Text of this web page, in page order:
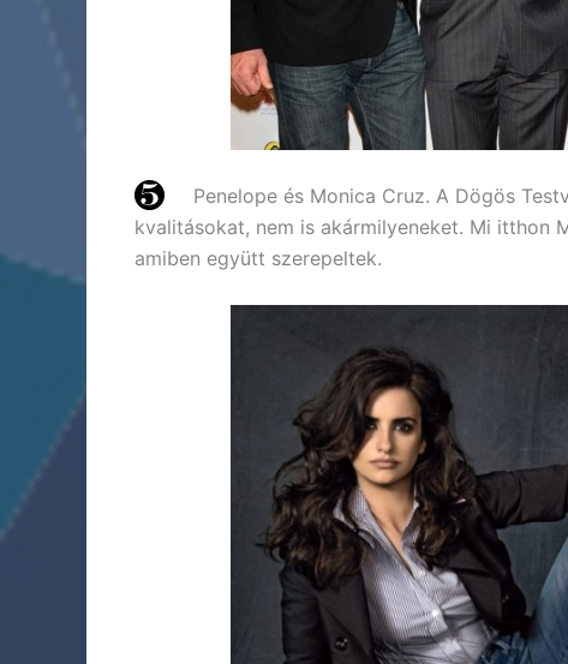
Penelope és Monica Cruz. A Dögös
kvalitásokat, nem is akármilyeneket. Mi itthon
amiben együtt szerepeltek.